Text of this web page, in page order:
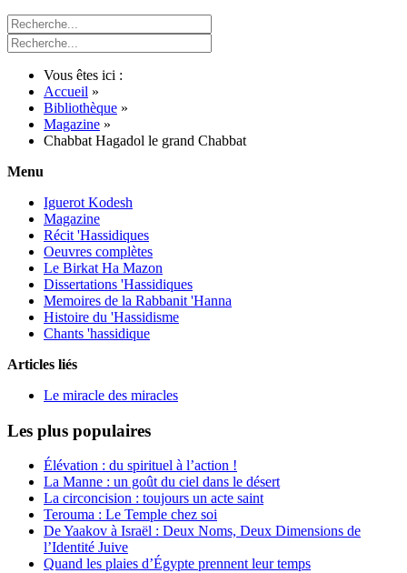
Vous êtes ici :
Accueil »
Bibliothèque »
Magazine »
Chabbat Hagadol le grand Chabbat
Menu
Iguerot Kodesh
Magazine
Récit 'Hassidiques
Oeuvres complètes
Le Birkat Ha Mazon
Dissertations 'Hassidiques
Memoires de la Rabbanit 'Hanna
Histoire du 'Hassidisme
Chants 'hassidique
Articles liés
Le miracle des miracles
Les plus populaires
Élévation : du spirituel à l’action !
La Manne : un goût du ciel dans le désert
La circoncision : toujours un acte saint
Terouma : Le Temple chez soi
De Yaakov à Israël : Deux Noms, Deux Dimensions de
l’Identité Juive
Quand les plaies d’Égypte prennent leur temps